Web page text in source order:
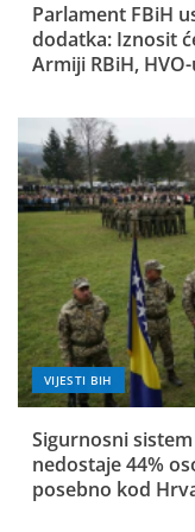
Parlament FBiH
dodatka: Iznosit
Armiji RBiH,
VIJESTI BIH
Sigurnosni sistem
nedostaje 44%
posebno kod